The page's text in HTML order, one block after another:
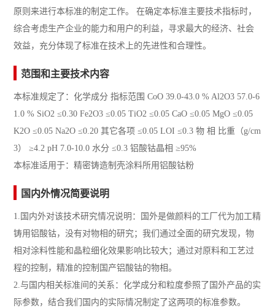
原则来进行本标准的制定工作。 在确定本标准主要技术指标时，
综合考虑生产企业的能力和用户的利益，寻求最大的经济、社会
效益，充分体现了标准在技术上的先进性和合理性。
范围和主要技术内容
本标准规定了：化学成分 指标范围 CoO 39.0-43.0 % Al2O3 57.0-6
1.0 % SiO2 ≤0.30 Fe2O3 ≤0.05 TiO2 ≤0.05 CaO ≤0.05 MgO ≤0.05
K2O ≤0.05 Na2O ≤0.20 其它各项 ≤0.05 LOI ≤0.3 物 相 比重（g/cm
3） ≥4.2 pH 7.0-10.0 水分 ≤0.3 铝酸钴晶相 ≥95%
本标准适用于：精密铸造制壳涂料所用铝酸钴粉
国内外情况简要说明
1.国内外对该技术研究情况说明：国外是做颜料的工厂代为加工精
铸用铝酸钴，没有对物相的研究；我们通过全面的研究发现，物
相对涂料性能和晶粒细化效果影响比较大；通过对原料和工艺过
程的控制，精准的控制国产铝酸钴的物相。
2.与国内相关标准间的关系：化学成分和粒度参照了国外产品的实
际参数，结合我们国内的实际情况制定了这两项的标准参数。